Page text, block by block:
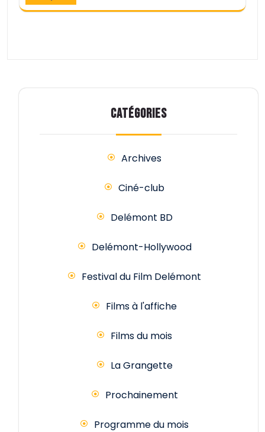
CATÉGORIES
Archives
Ciné-club
Delémont BD
Delémont-Hollywood
Festival du Film Delémont
Films à l'affiche
Films du mois
La Grangette
Prochainement
Programme du mois